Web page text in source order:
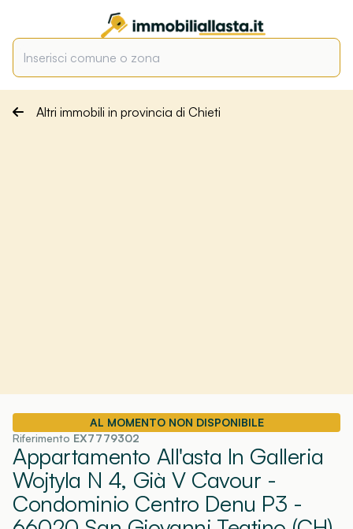
Altri immobili in provincia di Chieti
AL MOMENTO NON DISPONIBILE
Riferimento EX7779302
Appartamento All'asta In Galleria
Wojtyla N 4, Già V Cavour -
Condominio Centro Denu P3 -